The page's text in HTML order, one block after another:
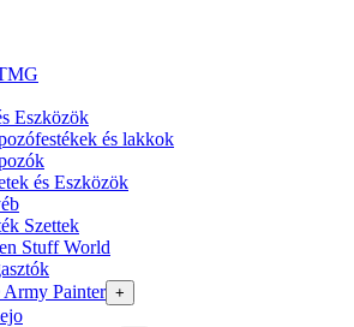
Eszközök
és lakkok
és Eszközök
Szettek
Stuff World
Army Painter +